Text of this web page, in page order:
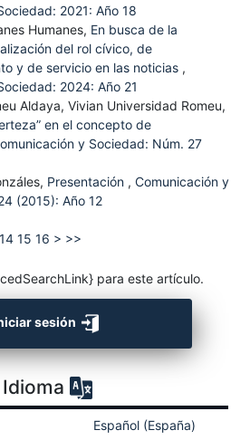
2021: Año 18
Humanes, En busca de la
del rol cívico, de
y de servicio en las noticias ,
2024: Año 21
Aldaya, Vivian Universidad Romeu,
en el concepto de
y Sociedad: Núm. 27
Presentación , Comunicación y
(2015): Año 12
14 15 16 > >>
para este artículo.
sesión
Idioma
Español (España)